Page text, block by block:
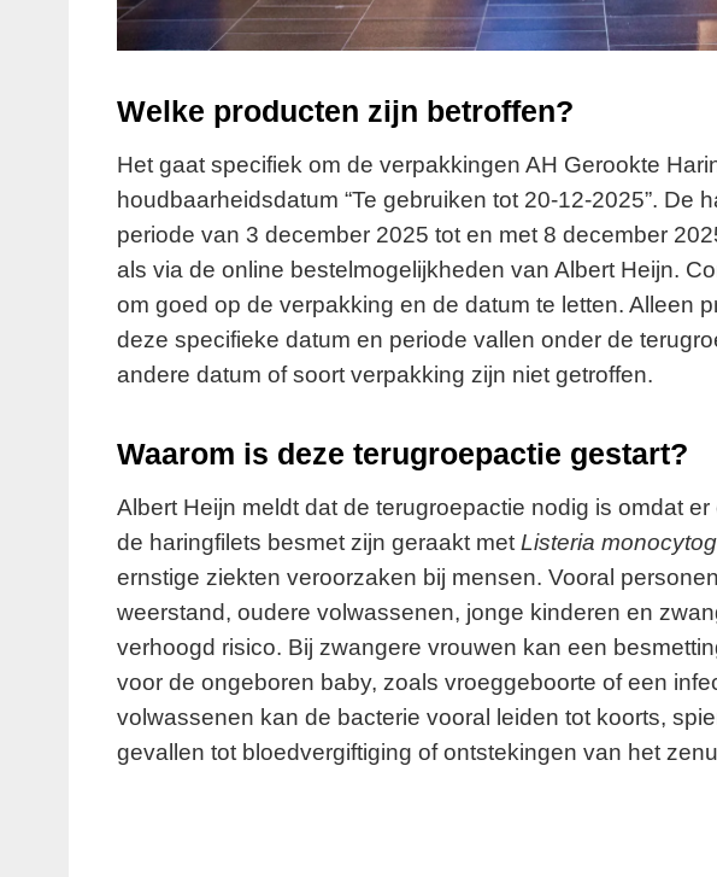
Welke producten zijn betroffen?
Het gaat specifiek om de verpakkingen AH Gerookte
houdbaarheidsdatum “Te gebruiken tot 20-12-2025”. De
periode van 3 december 2025 tot en met 8 december
als via de online bestelmogelijkheden van Albert Heijn.
om goed op de verpakking en de datum te letten. Alleen
deze specifieke datum en periode vallen onder de
andere datum of soort verpakking zijn niet getroffen.
Waarom is deze terugroepactie gestart?
Albert Heijn meldt dat de terugroepactie nodig is omdat
de haringfilets besmet zijn geraakt met Listeria
ernstige ziekten veroorzaken bij mensen. Vooral
weerstand, oudere volwassenen, jonge kinderen en
verhoogd risico. Bij zwangere vrouwen kan een
voor de ongeboren baby, zoals vroeggeboorte of een
volwassenen kan de bacterie vooral leiden tot koorts,
gevallen tot bloedvergiftiging of ontstekingen van het